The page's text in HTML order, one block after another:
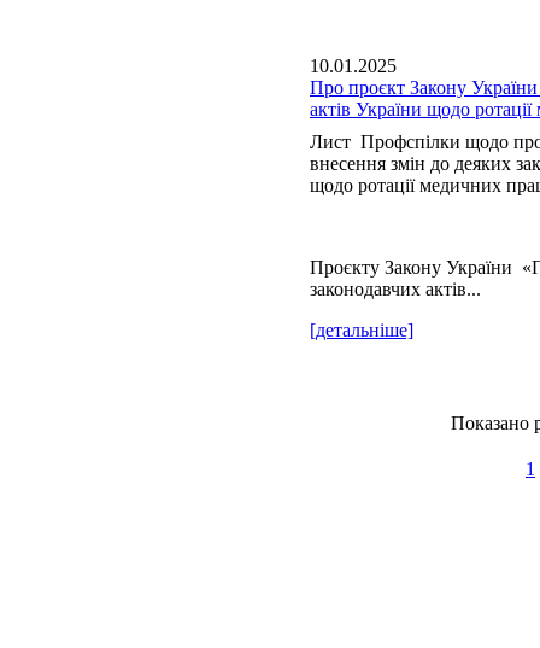
10.01.2025
Про проєкт Закону
актів України щодо
Лист Профспілки щодо
внесення змін до деяких
щодо ротації медичних
Проєкту Закону України
законодавчих актів...
[детальніше]
Показано
1